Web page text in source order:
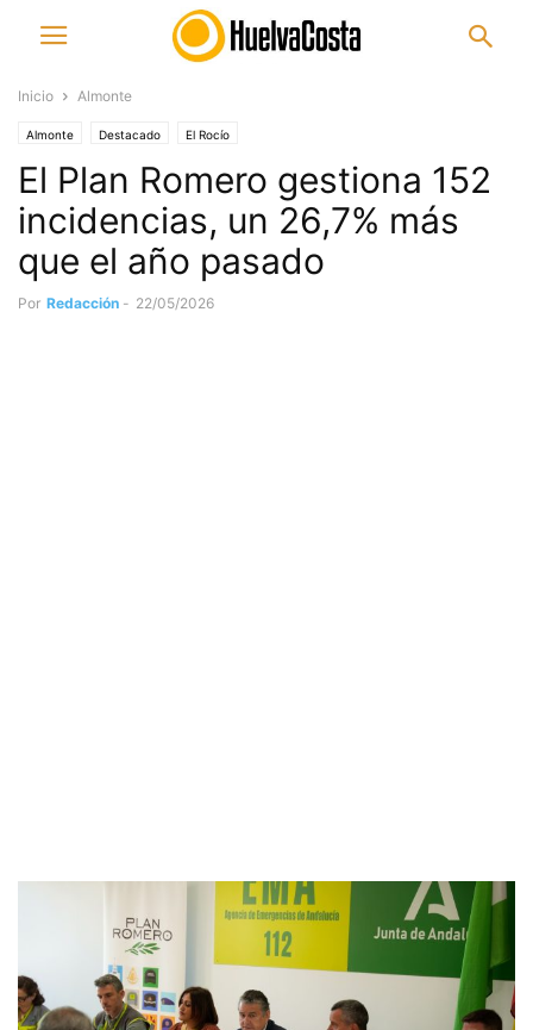
Inicio Almonte
Almonte Destacado El Rocío
El Plan Romero gestiona 152
incidencias, un 26,7% más
que el año pasado
Por Redacción - 22/05/2026